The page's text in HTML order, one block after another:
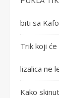
biti sa
Trik koji
lizalica ne
Kako